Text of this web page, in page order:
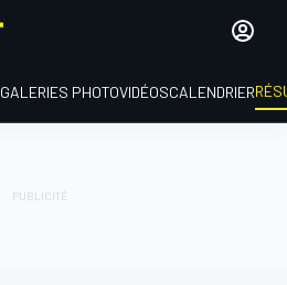
GALERIES PHOTOVIDÉOSCALENDRIER